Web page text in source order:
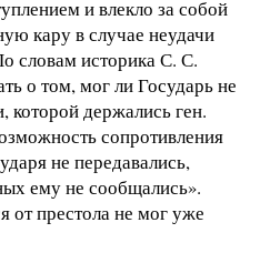
и влекло за собой
кару в случае неудачи
словам историка С. С.
о том, мог ли Государь не
которой держались ген.
сопротивления
не передавались,
ему не сообщались».
от престола не мог уже